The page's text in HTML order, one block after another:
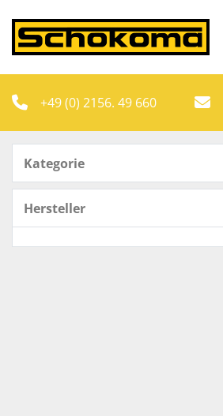
+49 (0) 2156. 49 660
Kategorie
Hersteller